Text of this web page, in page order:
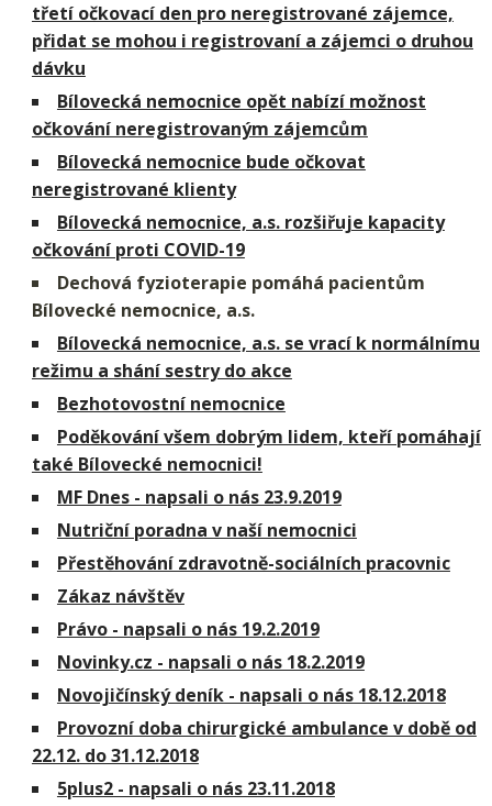
třetí očkovací den pro neregistrované zájemce,
přidat se mohou i registrovaní a zájemci o druhou
dávku
Bílovecká nemocnice opět nabízí možnost
očkování neregistrovaným zájemcům
Bílovecká nemocnice bude očkovat
neregistrované klienty
Bílovecká nemocnice, a.s. rozšiřuje kapacity
očkování proti COVID-19
Dechová fyzioterapie pomáhá pacientům
Bílovecké nemocnice, a.s.
Bílovecká nemocnice, a.s. se vrací k normálnímu
režimu a shání sestry do akce
Bezhotovostní nemocnice
Poděkování všem dobrým lidem, kteří pomáhají
také Bílovecké nemocnici!
MF Dnes - napsali o nás 23.9.2019
Nutriční poradna v naší nemocnici
Přestěhování zdravotně-sociálních pracovnic
Zákaz návštěv
Právo - napsali o nás 19.2.2019
Novinky.cz - napsali o nás 18.2.2019
Novojičínský deník - napsali o nás 18.12.2018
Provozní doba chirurgické ambulance v době od
22.12. do 31.12.2018
5plus2 - napsali o nás 23.11.2018